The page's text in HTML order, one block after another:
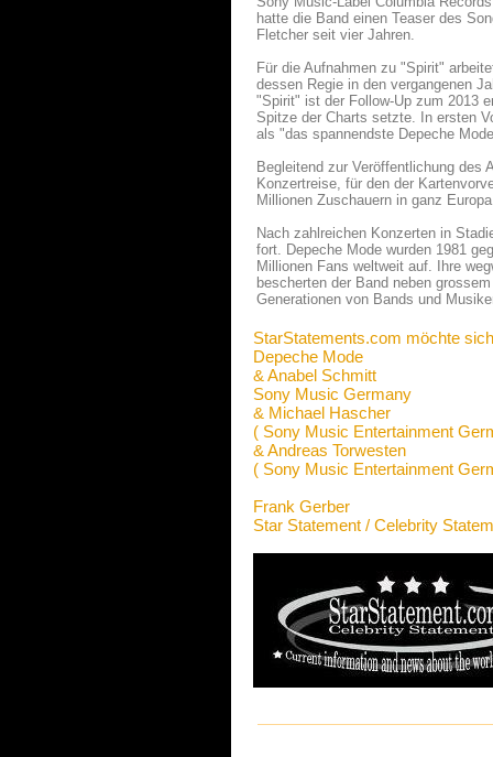
hatte die Band einen Teaser des
Fletcher seit vier Jahren.
Für die Aufnahmen zu "Spirit"
dessen Regie in den vergangenen
"Spirit" ist der Follow-Up zum 2013
Spitze der Charts setzte. In ersten
als "das spannendste Depeche
Begleitend zur Veröffentlichung des
Konzertreise, für den der
Millionen Zuschauern in ganz
Nach zahlreichen Konzerten in
fort. Depeche Mode wurden 1981
Millionen Fans weltweit auf. Ihre
bescherten der Band neben
Generationen von Bands und
StarStatements.com möchte
Depeche Mode
& Anabel Schmitt
Sony Music Germany
& Michael Hascher
( Sony Music Entertainment
& Andreas Torwesten
( Sony Music Entertainment
Frank Gerber
Star Statement / Celebrity